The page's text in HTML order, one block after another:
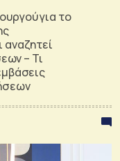
για το
– Τι